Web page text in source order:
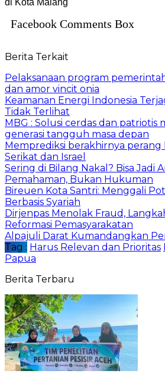
Facebook Comments Box
Berita Terkait
Pelaksanaan program
dan amor vincit onia
Keamanan Energi Indonesia
Tidak Terlihat
MBG : Solusi cerdas dan patriotis
generasi tangguh masa depan
Memprediksi berakhirnya perang
Serikat dan Israel
Sering di Bilang Nakal? Bisa Jadi
Pemahaman, Bukan Hukuman
Bireuen Kota Santri: Menggali
Berbasis Syariah
Dirjenpas Menolak Fraud,
Reformasi Pemasyarakatan
Alpajuli Darat Kumandangkan
Tag : Harus Relevan dan Prioritas
Papua
Berita Terbaru